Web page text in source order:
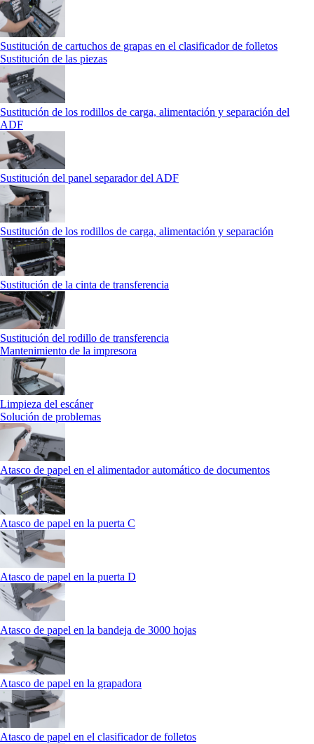
Sustitución de cartuchos de grapas en el clasificador de folletos
Sustitución de las piezas
Sustitución de los rodillos de carga, alimentación y separación del
ADF
Sustitución del panel separador del ADF
Sustitución de los rodillos de carga, alimentación y separación
Sustitución de la cinta de transferencia
Sustitución del rodillo de transferencia
Mantenimiento de la impresora
Limpieza del escáner
Solución de problemas
Atasco de papel en el alimentador automático de documentos
Atasco de papel en la puerta C
Atasco de papel en la puerta D
Atasco de papel en la bandeja de 3000 hojas
Atasco de papel en la grapadora
Atasco de papel en el clasificador de folletos